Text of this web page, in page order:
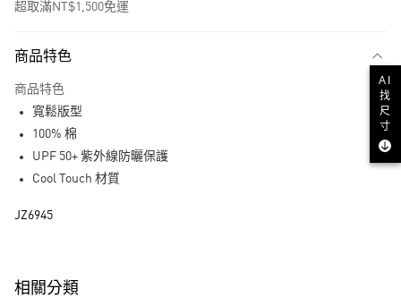
超取滿NT$1,500免運
LINE Pay
運送方式
付款後全家取貨
商品特色
商品特色
寬鬆版型
100% 棉
UPF 50+ 紫外線防曬保護
Cool Touch 材質
JZ6945
相關分類
AI
找
尺
寸